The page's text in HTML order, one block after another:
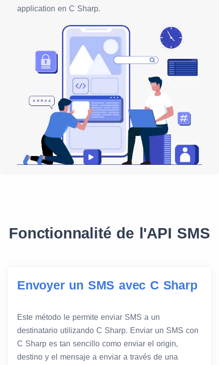
application en C Sharp.
Fonctionnalité de l'API SMS
Envoyer un SMS avec C Sharp
Este método le permite enviar SMS a un
destinatario utilizando C Sharp. Enviar un SMS con
C Sharp es tan sencillo como enviar el origin,
destino y el mensaje a enviar a través de una